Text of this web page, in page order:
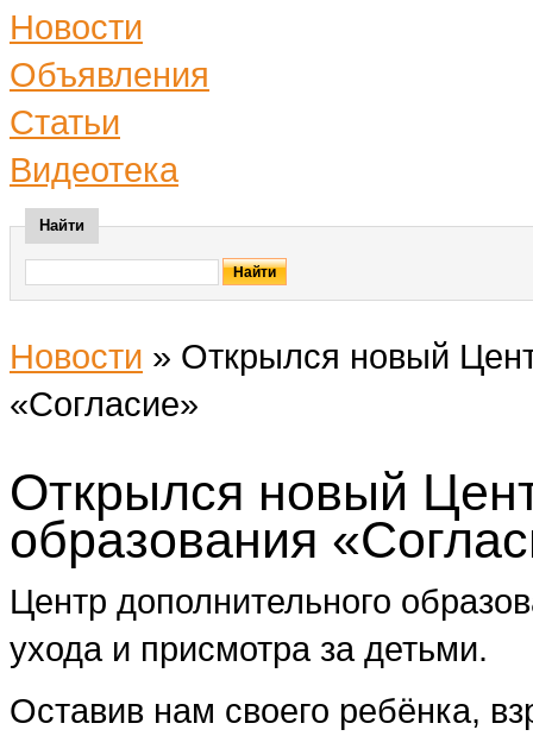
Новости
Объявления
Статьи
Видеотека
Найти
Новости » Открылся новый
«Согласие»
Открылся новый
образования
Центр дополнительного
ухода и присмотра за детьми.
Оставив нам своего ребёнка,